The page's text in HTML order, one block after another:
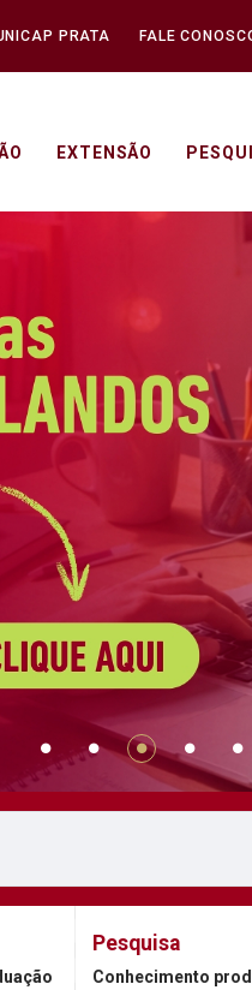
PRATA FALE
EXTENSÃO
Pesquisa
Conhecimento